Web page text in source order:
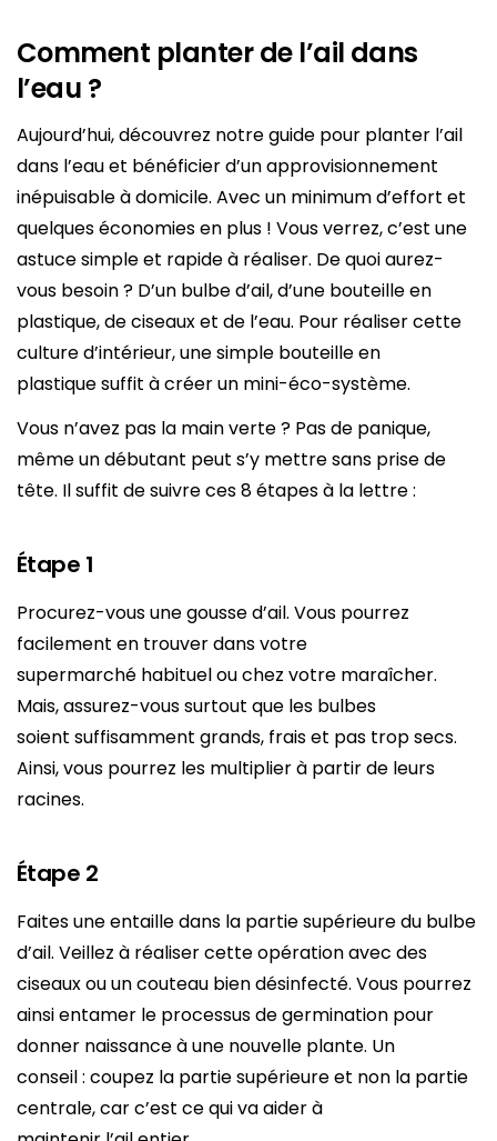
Comment planter de l’ail dans
l’eau ?
Aujourd’hui, découvrez notre guide pour planter l’ail
dans l’eau et bénéficier d’un approvisionnement
inépuisable à domicile. Avec un minimum d’effort et
quelques économies en plus ! Vous verrez, c’est une
astuce simple et rapide à réaliser. De quoi aurez-
vous besoin ? D’un bulbe d’ail, d’une bouteille en
plastique, de ciseaux et de l’eau. Pour réaliser cette
culture d’intérieur, une simple bouteille en
plastique suffit à créer un mini-éco-système.
Vous n’avez pas la main verte ? Pas de panique,
même un débutant peut s’y mettre sans prise de
tête. Il suffit de suivre ces 8 étapes à la lettre :
Étape 1
Procurez-vous une gousse d’ail. Vous pourrez
facilement en trouver dans votre
supermarché habituel ou chez votre maraîcher.
Mais, assurez-vous surtout que les bulbes
soient suffisamment grands, frais et pas trop secs.
Ainsi, vous pourrez les multiplier à partir de leurs
racines.
Étape 2
Faites une entaille dans la partie supérieure du bulbe
d’ail. Veillez à réaliser cette opération avec des
ciseaux ou un couteau bien désinfecté. Vous pourrez
ainsi entamer le processus de germination pour
donner naissance à une nouvelle plante. Un
conseil : coupez la partie supérieure et non la partie
centrale, car c’est ce qui va aider à